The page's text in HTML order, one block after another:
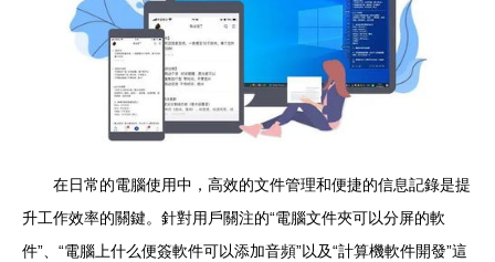
在日常的電腦使用中，高效的文件管理和便捷的信息記錄是提
升工作效率的關鍵。針對用戶關注的“電腦文件夾可以分屏的軟
件”、“電腦上什么便簽軟件可以添加音頻”以及“計算機軟件開發”這